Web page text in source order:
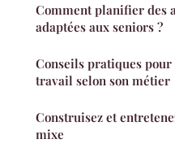
Comment planifier des
adaptées aux seniors ?
Conseils pratiques
travail selon son métier
Construisez et
mixe